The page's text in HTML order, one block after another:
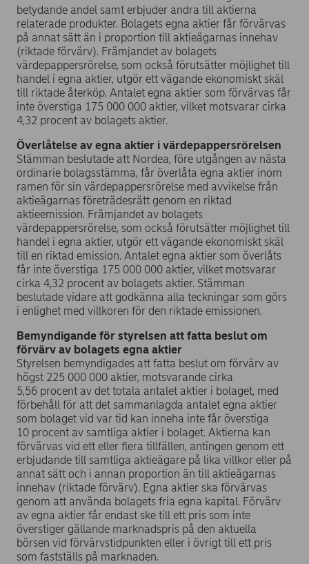
betydande andel samt erbjuder andra till aktierna
relaterade produkter. Bolagets egna aktier får förvärvas
på annat sätt än i proportion till aktieägarnas innehav
(riktade förvärv). Främjandet av bolagets
värdepappersrörelse, som också förutsätter möjlighet till
handel i egna aktier, utgör ett vägande ekonomiskt skäl
till riktade återköp. Antalet egna aktier som förvärvas får
inte överstiga 175 000 000 aktier, vilket motsvarar cirka
4,32 procent av bolagets aktier.
Överlåtelse av egna aktier i värdepappersrörelsen
Stämman beslutade att Nordea, före utgången av nästa
ordinarie bolagsstämma, får överlåta egna aktier inom
ramen för sin värdepappersrörelse med avvikelse från
aktieägarnas företrädesrätt genom en riktad
aktieemission. Främjandet av bolagets
värdepappersrörelse, som också förutsätter möjlighet till
handel i egna aktier, utgör ett vägande ekonomiskt skäl
till en riktad emission. Antalet egna aktier som överlåts
får inte överstiga 175 000 000 aktier, vilket motsvarar
cirka 4,32 procent av bolagets aktier. Stämman
beslutade vidare att godkänna alla teckningar som görs
i enlighet med villkoren för den riktade emissionen.
Bemyndigande för styrelsen att fatta beslut om
förvärv av bolagets egna aktier
Styrelsen bemyndigades att fatta beslut om förvärv av
högst 225 000 000 aktier, motsvarande cirka
5,56 procent av det totala antalet aktier i bolaget, med
förbehåll för att det sammanlagda antalet egna aktier
som bolaget vid var tid kan inneha inte får överstiga
10 procent av samtliga aktier i bolaget. Aktierna kan
förvärvas vid ett eller flera tillfällen, antingen genom ett
erbjudande till samtliga aktieägare på lika villkor eller på
annat sätt och i annan proportion än till aktieägarnas
innehav (riktade förvärv). Egna aktier ska förvärvas
genom att använda bolagets fria egna kapital. Förvärv
av egna aktier får endast ske till ett pris som inte
överstiger gällande marknadspris på den aktuella
börsen vid förvärvstidpunkten eller i övrigt till ett pris
som fastställs på marknaden.